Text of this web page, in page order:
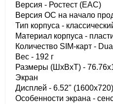
Версия - Ростест (EAC)
Версия ОС на начало
Тип корпуса -
Материал корпуса -
Количество SIM-карт -
Вес - 192 г
Размеры (ШxВxТ) -
Экран
Дисплей - 6.52"
Особенности экрана -